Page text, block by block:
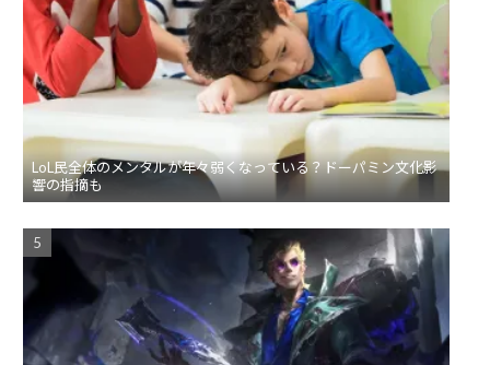
LoL民全体のメンタルが年々弱くなっている？ドーパミン文化影
響の指摘も